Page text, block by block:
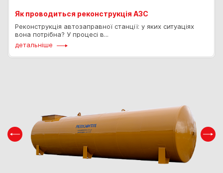
Як проводиться реконструкція АЗС
Реконструкція автозаправної станції: у яких ситуаціях
вона потрібна? У процесі в...
детальніше